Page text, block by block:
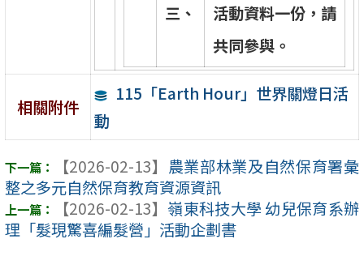
三 、
活動資料一份， 請
共同參與。
相關附件
115「Earth Hour」世界關燈日活
動
【2026-02-13】 農業部林業及自然保育署彙
整之多元自然保育教育資源資訊
【2026-02-13】 嶺東科技大學 幼兒保育系辦
理「髮現驚喜編髮營」活動企劃書